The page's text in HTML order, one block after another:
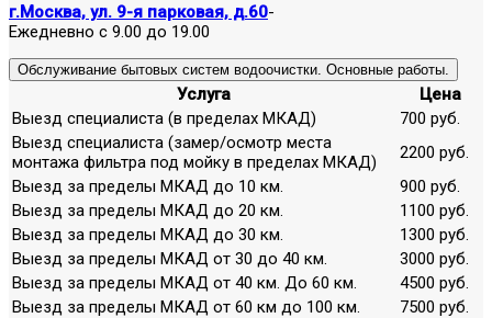
г.Москва, ул. 9-я парковая, д.60-
Ежедневно с 9.00 до 19.00
Обслуживание бытовых систем водоочистки. Основные работы.
Услуга
Цена
Выезд специалиста (в пределах МКАД)
700 руб.
Выезд специалиста (замер/осмотр места
монтажа фильтра под мойку в пределах МКАД)
2200 руб.
Выезд за пределы МКАД до 10 км.
900 руб.
Выезд за пределы МКАД до 20 км.
1100 руб.
Выезд за пределы МКАД до 30 км.
1300 руб.
Выезд за пределы МКАД от 30 до 40 км.
3000 руб.
Выезд за пределы МКАД от 40 км. До 60 км.
4500 руб.
Выезд за пределы МКАД от 60 км до 100 км.
7500 руб.